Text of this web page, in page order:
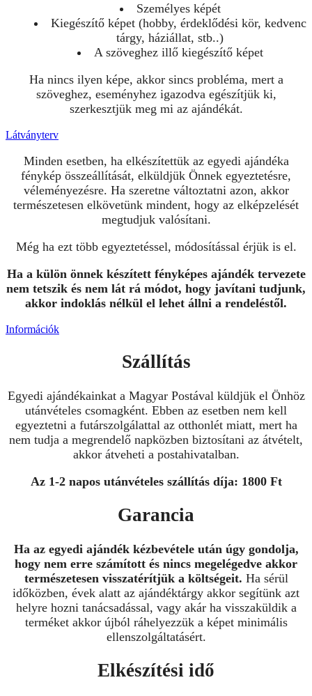
Személyes képét
Kiegészítő képet (hobby, érdeklődési kör, kedvenc
tárgy, háziállat, stb..)
A szöveghez illő kiegészítő képet
Ha nincs ilyen képe, akkor sincs probléma, mert a
szöveghez, eseményhez igazodva egészítjük ki,
szerkesztjük meg mi az ajándékát.
Látványterv
Minden esetben, ha elkészítettük az egyedi ajándéka
fénykép összeállítását, elküldjük Önnek egyeztetésre,
véleményezésre. Ha szeretne változtatni azon, akkor
természetesen elkövetünk mindent, hogy az elképzelését
megtudjuk valósítani.
Még ha ezt több egyeztetéssel, módosítással érjük is el.
Ha a külön önnek készített fényképes ajándék tervezete
nem tetszik és nem lát rá módot, hogy javítani tudjunk,
akkor indoklás nélkül el lehet állni a rendeléstől.
Információk
Szállítás
Egyedi ajándékainkat a Magyar Postával küldjük el Önhöz
utánvételes csomagként. Ebben az esetben nem kell
egyeztetni a futárszolgálattal az otthonlét miatt, mert ha
nem tudja a megrendelő napközben biztosítani az átvételt,
akkor átveheti a postahivatalban.
Az 1-2 napos utánvételes szállítás díja: 1800 Ft
Garancia
Ha az egyedi ajándék kézbevétele után úgy gondolja,
hogy nem erre számított és nincs megelégedve akkor
természetesen visszatérítjük a költségeit. Ha sérül
időközben, évek alatt az ajándéktárgy akkor segítünk azt
helyre hozni tanácsadással, vagy akár ha visszaküldik a
terméket akkor újból ráhelyezzük a képet minimális
ellenszolgáltatásért.
Elkészítési idő